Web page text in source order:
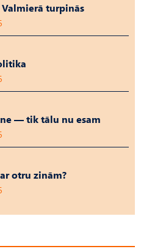
Valmierā turpinās
— tik tālu nu esam
otru zinām?